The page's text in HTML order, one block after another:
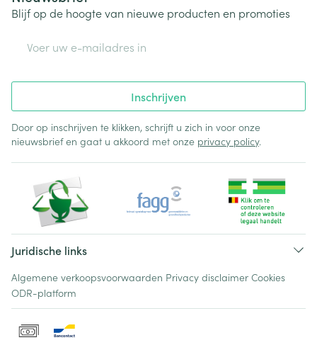
Blijf op de hoogte van nieuwe producten en promoties
Inschrijven
Door op inschrijven te klikken, schrijft u zich in voor onze
nieuwsbrief en gaat u akkoord met onze privacy policy.
Juridische links
Algemene verkoopsvoorwaarden Privacy disclaimer Cookies
ODR-platform